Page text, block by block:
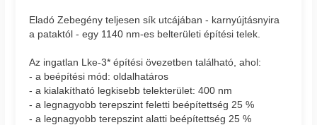
Eladó Zebegény teljesen sík utcájában - karnyújtásnyira
a pataktól - egy 1140 nm-es belterületi építési telek.
Az ingatlan Lke-3* építési övezetben található, ahol:
- a beépítési mód: oldalhatáros
- a kialakítható legkisebb telekterület: 400 nm
- a legnagyobb terepszint feletti beépítettség 25 %
- a legnagyobb terepszint alatti beépítettség 25 %